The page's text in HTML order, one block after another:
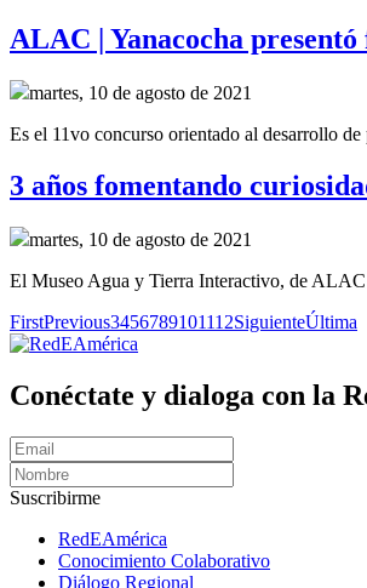
ALAC | Yanacocha
martes, 10 de agosto de 2021
Es el 11vo concurso orientado al desarrollo
3 años fomentando
martes, 10 de agosto de 2021
El Museo Agua y Tierra Interactivo, de ALAC
FirstPrevious3456789101112SiguienteÚltima
Conéctate y dialoga con la
Suscribirme
RedEAmérica
Conocimiento Colaborativo
Diálogo Regional